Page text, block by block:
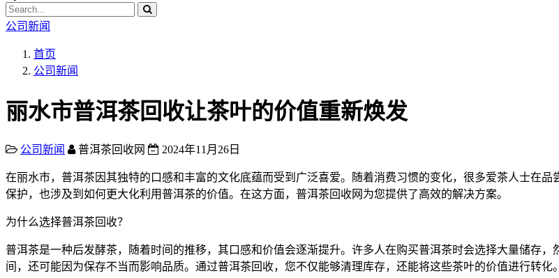
公司新闻
首页
公司新闻
丽水市普洱茶回收让茶叶的价值重新焕发
公司新闻 普洱茶回收网 2024年11月26日
在丽水市，普洱茶因其独特的口感和丰富的文化底蕴而受到广泛喜爱。随着消费习惯的变化，很多爱茶人士在
保护，也涉及到如何更大化利用普洱茶的价值。在这方面，普洱茶回收网为您提供了高效的解决方案。
为什么选择普洱茶回收？
普洱茶是一种后发酵茶，随着时间的推移，其口感和价值会逐渐提升。许多人在购买普洱茶时会选择大量储存
间，还可能因为保存不当而影响品质。通过普洱茶回收，您不仅能够清理库存，还能将这些茶叶的价值进行转化。